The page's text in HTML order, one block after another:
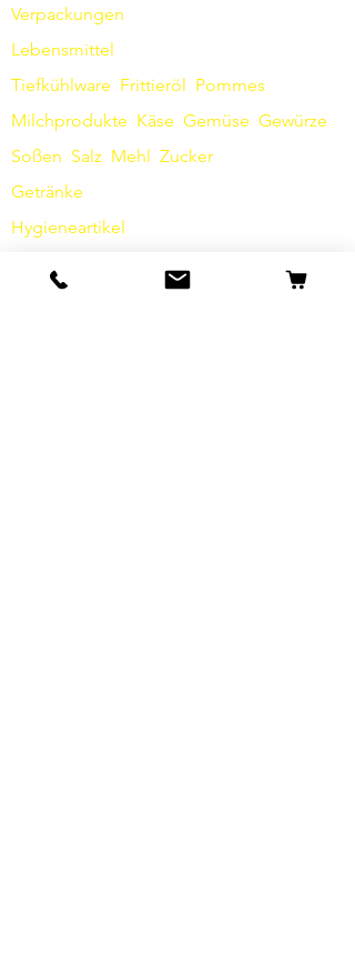
Verpackungen
Lebensmittel
Tiefkühlware Frittieröl Pommes
Milchprodukte Käse Gemüse Gewürze
Soßen Salz Mehl Zucker
Getränke
Hygieneartikel